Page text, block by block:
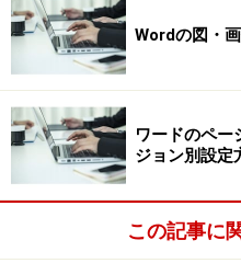
Wordの図・
ワードのペー
ジョン別設定
この記事に